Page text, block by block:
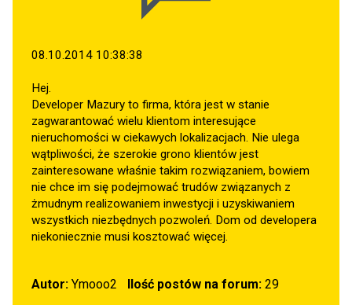
08.10.2014 10:38:38
Hej.
Developer Mazury to firma, która jest w stanie
zagwarantować wielu klientom interesujące
nieruchomości w ciekawych lokalizacjach. Nie ulega
wątpliwości, że szerokie grono klientów jest
zainteresowane właśnie takim rozwiązaniem, bowiem
nie chce im się podejmować trudów związanych z
żmudnym realizowaniem inwestycji i uzyskiwaniem
wszystkich niezbędnych pozwoleń. Dom od developera
niekoniecznie musi kosztować więcej.
Autor: Ymooo2 Ilość postów na forum:29